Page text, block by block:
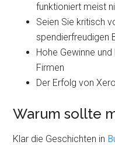
funktioniert meist
Seien Sie kritisch
spendierfreudigen
Hohe Gewinne
Firmen
Der Erfolg von
Warum sollte
Klar die Geschichten in